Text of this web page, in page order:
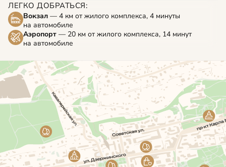
ЛЕГКО ДОБРАТЬСЯ:
Вокзал — 4 км от жилого комплекса, 4 минуты
на автомобиле
Аэропорт — 20 км от жилого комплекса, 14 минут
на автомобиле